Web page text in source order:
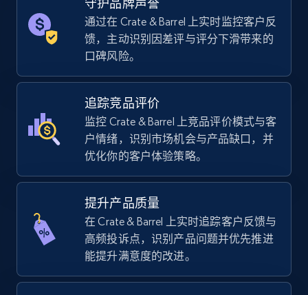
URL, Final price, Sku, Currency, Gtin,
Specifications, Image urls, Top reviews, and
more.
5.6K+ 875+ 立即开始
Walmart - products - Discover products by
using sku numbers
URL, Final price, Sku, Currency, Gtin,
Specifications, Image urls, Top reviews, and
more.
875+ 立即开始
守护品牌声誉
通过在 Crate & Barrel 上实时监控客户反
馈，主动识别因差评与评分下滑带来的
口碑风险。
追踪竞品评价
监控 Crate & Barrel 上竞品评价模式与客
户情绪，识别市场机会与产品缺口，并
优化你的客户体验策略。
提升产品质量
在 Crate & Barrel 上实时追踪客户反馈与
高频投诉点，识别产品问题并优先推进
能提升满意度的改进。